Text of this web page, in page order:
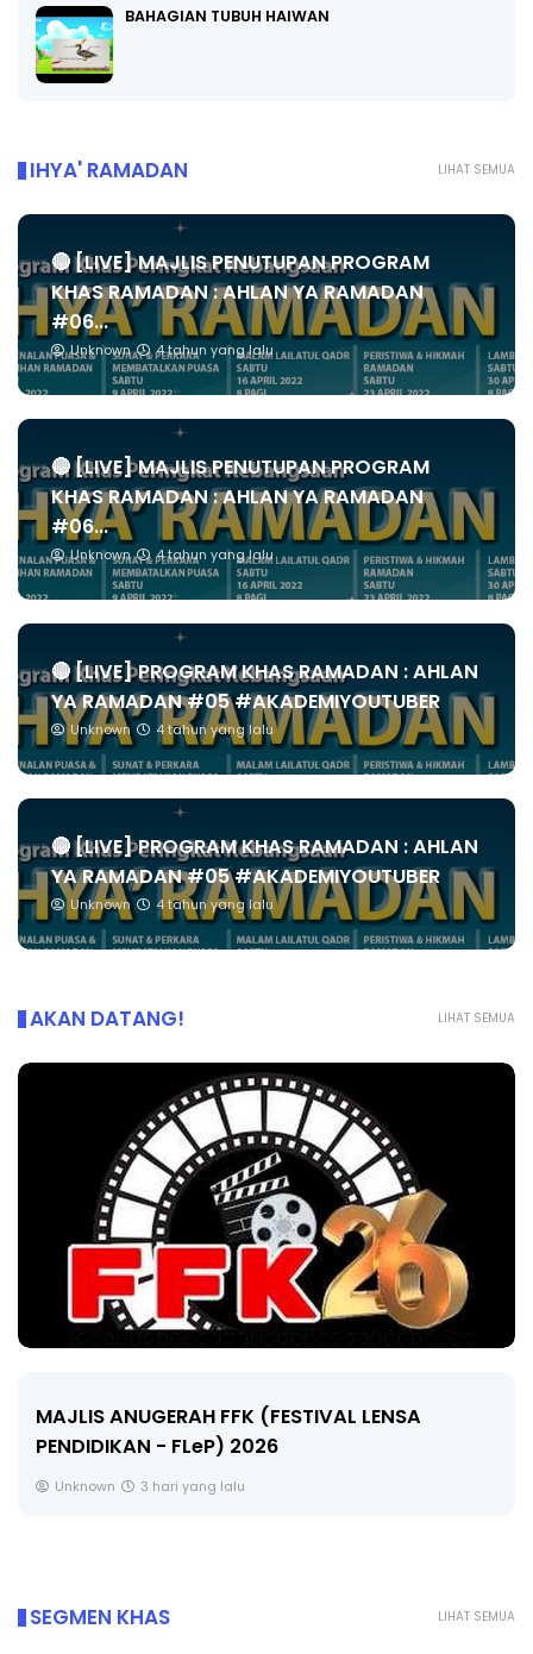
BAHAGIAN TUBUH HAIWAN
LIHAT SEMUA
IHYA' RAMADAN
🔴 [LIVE] MAJLIS PENUTUPAN PROGRAM
KHAS RAMADAN : AHLAN YA RAMADAN
#06...
Unknown 4 tahun yang lalu
🔴 [LIVE] MAJLIS PENUTUPAN PROGRAM
KHAS RAMADAN : AHLAN YA RAMADAN
#06...
Unknown 4 tahun yang lalu
🔴 [LIVE] PROGRAM KHAS RAMADAN : AHLAN
YA RAMADAN #05 #AKADEMIYOUTUBER
Unknown 4 tahun yang lalu
🔴 [LIVE] PROGRAM KHAS RAMADAN : AHLAN
YA RAMADAN #05 #AKADEMIYOUTUBER
Unknown 4 tahun yang lalu
LIHAT SEMUA
AKAN DATANG!
🔴 [LIVE] MATEMATIK SR, WANG TAHUN 6 OLEH
CIKGU ANITA #ALLINONE #141 #...
LIHAT SEMUA
SEGMEN KHAS